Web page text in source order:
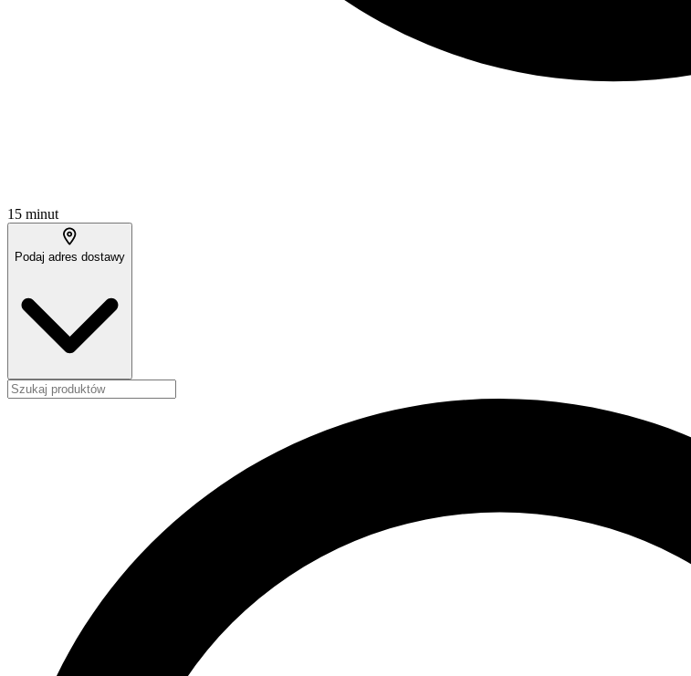
15 minut
Podaj adres dostawy